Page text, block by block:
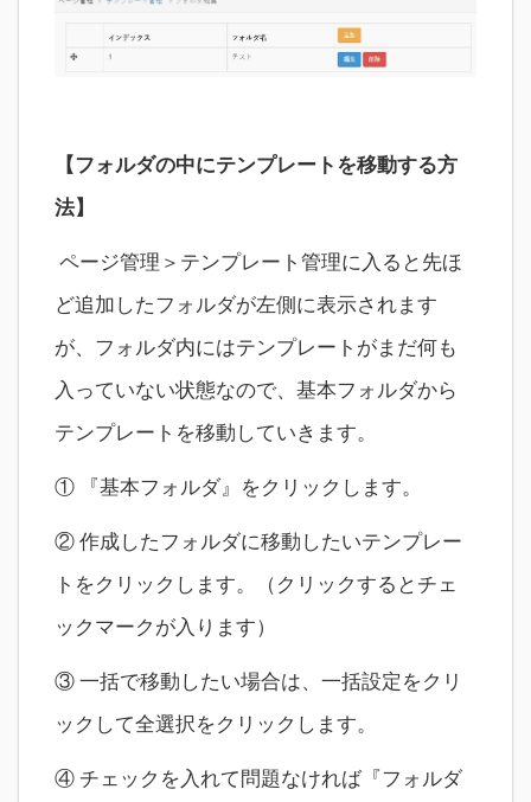
【フォルダの中にテンプレートを移動する方
法】
ページ管理＞テンプレート管理に入ると先ほ
ど追加したフォルダが左側に表示されます
が、フォルダ内にはテンプレートがまだ何も
入っていない状態なので、基本フォルダから
テンプレートを移動していきます。
① 『基本フォルダ』をクリックします。
② 作成したフォルダに移動したいテンプレー
トをクリックします。（クリックするとチェ
ックマークが入ります）
③ 一括で移動したい場合は、一括設定をクリ
ックして全選択をクリックします。
④ チェックを入れて問題なければ『フォルダ